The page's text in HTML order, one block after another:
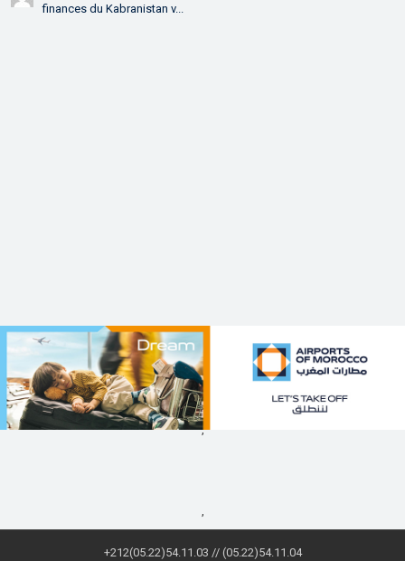
finances du Kabranistan v...
,
,
+212(05.22)54.11.03 // (05.22)54.11.04